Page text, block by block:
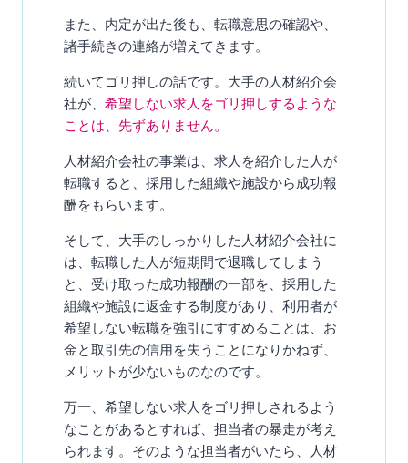
また、内定が出た後も、転職意思の確認や、
諸手続きの連絡が増えてきます。
続いてゴリ押しの話です。大手の人材紹介会
社が、 希望しない求人をゴリ押しするような
ことは、先ずありません。
人材紹介会社の事業は、求人を紹介した人が
転職すると、採用した組織や施設から成功報
酬をもらいます。
そして、大手のしっかりした人材紹介会社に
は、転職した人が短期間で退職してしまう
と、受け取った成功報酬の一部を、採用した
組織や施設に返金する制度があり、利用者が
希望しない転職を強引にすすめることは、お
金と取引先の信用を失うことになりかねず、
メリットが少ないものなのです。
万一、希望しない求人をゴリ押しされるよう
なことがあるとすれば、担当者の暴走が考え
られます。そのような担当者がいたら、人材